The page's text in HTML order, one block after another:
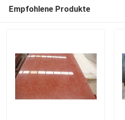
Empfohlene Produkte